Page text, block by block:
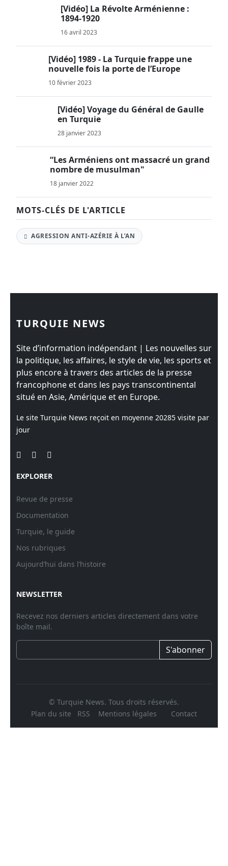
[Vidéo] La Révolte Arménienne :
1894-1920
16 avril 2023
[Vidéo] 1989 - La Turquie frappe une
nouvelle fois la porte de l’Europe
10 février 2023
[Vidéo] Voyage du Général de Gaulle
en Turquie
28 janvier 2023
“Les Arméniens ont massacré un grand
nombre de musulman"
18 janvier 2022
MOTS-CLÉS DE L'ARTICLE
AGRESSION ANTI-AZÉRIE À L’AN
TURQUIE NEWS
Site d’information indépendant | Les nouvelles sur
la politique, les affaires, le style de vie, les sports et
plus encore à travers des articles de la presse
francophone et dans les pays transcontinental
situé en Asie, Amérique et en Europe.
Le site Turquie News reçoit en moyenne 20285 visite par
jour
EXPLORER
Revue de presse
Documentation
Turquie, le guide
Nos rubriques
Aujourd’hui dans l’histoire
NEWSLETTER
Recevez nos derniers articles directement dans votre
boîte mail.
S'abonner
© Turquie News. Tous droits réservés.
Plan du site
RSS Mentions légales Contact